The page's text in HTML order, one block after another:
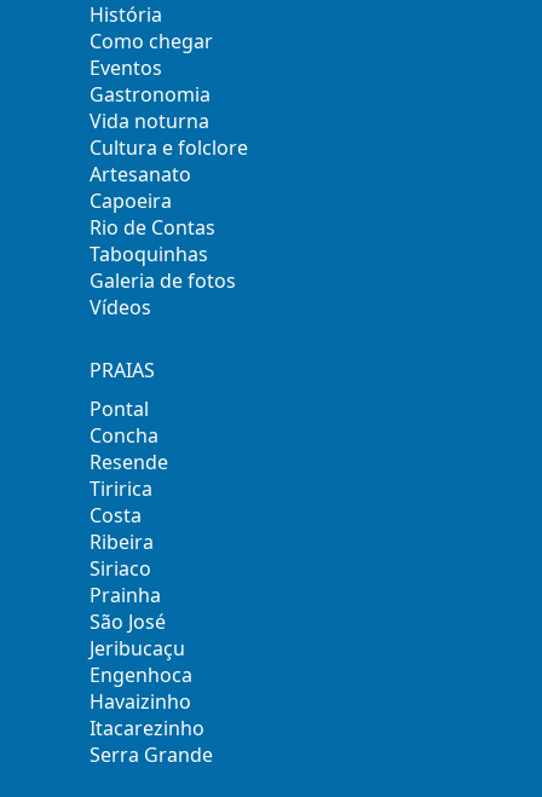
História
Como chegar
Eventos
Gastronomia
Vida noturna
Cultura e folclore
Artesanato
Capoeira
Rio de Contas
Taboquinhas
Galeria de fotos
Vídeos
PRAIAS
Pontal
Concha
Resende
Tiririca
Costa
Ribeira
Siriaco
Prainha
São José
Jeribucaçu
Engenhoca
Havaizinho
Itacarezinho
Serra Grande